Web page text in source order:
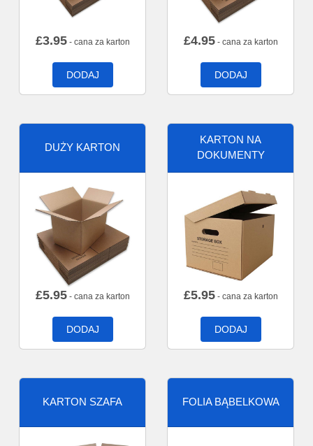
£3.95- cana za karton
DODAJ
£4.95- cana za karton
DODAJ
DUŻY KARTON
£5.95- cana za karton
DODAJ
KARTON NA
DOKUMENTY
£5.95- cana za karton
DODAJ
KARTON SZAFA FOLIA BĄBELKOWA